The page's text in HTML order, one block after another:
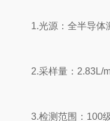
1.光源：全半导体
2.采样量：2.83L/
3.检测范围：100级